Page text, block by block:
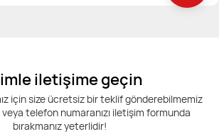
iletişime geçin
için size ücretsiz bir teklif gönderebilmemiz
veya telefon numaranızı iletişim formunda
bırakmanız yeterlidir!